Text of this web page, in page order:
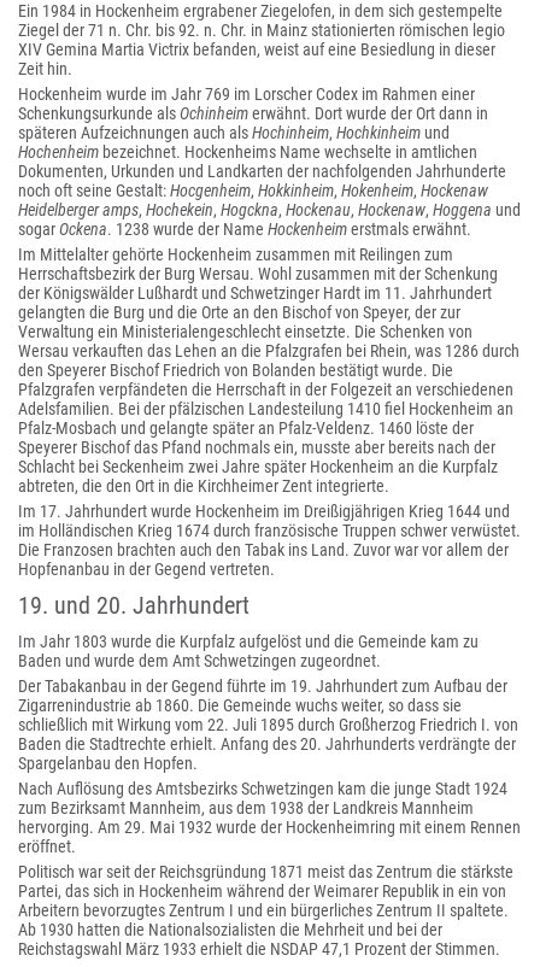
Ein 1984 in Hockenheim ergrabener Ziegelofen, in dem sich gestempelte
Ziegel der 71 n. Chr. bis 92. n. Chr. in Mainz stationierten römischen legio
XIV Gemina Martia Victrix befanden, weist auf eine Besiedlung in dieser
Zeit hin.
Hockenheim wurde im Jahr 769 im Lorscher Codex im Rahmen einer
Schenkungsurkunde alsOchinheimerwähnt. Dort wurde der Ort dann in
späteren Aufzeichnungen auch alsHochinheim, Hochkinheim und
Hochenheim bezeichnet. Hockenheims Name wechselte in amtlichen
Dokumenten, Urkunden und Landkarten der nachfolgenden Jahrhunderte
noch oft seine Gestalt:Hocgenheim, Hokkinheim, Hokenheim, Hockenaw
Heidelberger amps, Hochekein, Hogckna, Hockenau, Hockenaw, Hoggena und
sogarOckena. 1238 wurde der Name Hockenheimerstmals erwähnt.
Im Mittelalter gehörte Hockenheim zusammen mit Reilingen zum
Herrschaftsbezirk der Burg Wersau. Wohl zusammen mit der Schenkung
der Königswälder Lußhardt und Schwetzinger Hardt im 11. Jahrhundert
gelangten die Burg und die Orte an den Bischof von Speyer, der zur
Verwaltung ein Ministerialengeschlecht einsetzte. Die Schenken von
Wersau verkauften das Lehen an die Pfalzgrafen bei Rhein, was 1286 durch
den Speyerer Bischof Friedrich von Bolanden bestätigt wurde. Die
Pfalzgrafen verpfändeten die Herrschaft in der Folgezeit an verschiedenen
Adelsfamilien. Bei der pfälzischen Landesteilung 1410 fiel Hockenheim an
Pfalz-Mosbach und gelangte später an Pfalz-Veldenz. 1460 löste der
Speyerer Bischof das Pfand nochmals ein, musste aber bereits nach der
Schlacht bei Seckenheim zwei Jahre später Hockenheim an die Kurpfalz
abtreten, die den Ort in die Kirchheimer Zent integrierte.
Im 17. Jahrhundert wurde Hockenheim im Dreißigjährigen Krieg 1644 und
im Holländischen Krieg 1674 durch französische Truppen schwer verwüstet.
Die Franzosen brachten auch den Tabak ins Land. Zuvor war vor allem der
Hopfenanbau in der Gegend vertreten.
19. und 20. Jahrhundert
Im Jahr 1803 wurde die Kurpfalz aufgelöst und die Gemeinde kam zu
Baden und wurde dem Amt Schwetzingen zugeordnet.
Der Tabakanbau in der Gegend führte im 19. Jahrhundert zum Aufbau der
Zigarrenindustrie ab 1860. Die Gemeinde wuchs weiter, so dass sie
schließlich mit Wirkung vom 22. Juli 1895 durch Großherzog Friedrich I. von
Baden die Stadtrechte erhielt. Anfang des 20. Jahrhunderts verdrängte der
Spargelanbau den Hopfen.
Nach Auflösung des Amtsbezirks Schwetzingen kam die junge Stadt 1924
zum Bezirksamt Mannheim, aus dem 1938 der Landkreis Mannheim
hervorging. Am 29. Mai 1932 wurde der Hockenheimring mit einem Rennen
eröffnet.
Politisch war seit der Reichsgründung 1871 meist das Zentrum die stärkste
Partei, das sich in Hockenheim während der Weimarer Republik in ein von
Arbeitern bevorzugtes Zentrum I und ein bürgerliches Zentrum II spaltete.
Ab 1930 hatten die Nationalsozialisten die Mehrheit und bei der
Reichstagswahl März 1933 erhielt die NSDAP 47,1 Prozent der Stimmen.